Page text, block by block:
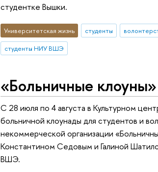
студентке Вышки.
Университетская жизнь студенты
студенты НИУ ВШЭ
«Больничные
С 28 июля по 4 августа в Культурном
больничной клоунады для студентов и
некоммерческой организации
Константином Седовым и Галиной
ВШЭ.